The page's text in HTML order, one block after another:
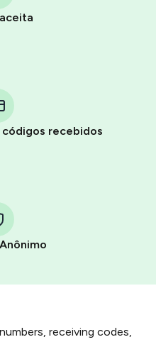
códigos recebidos
receiving codes,
@PremiumBot in